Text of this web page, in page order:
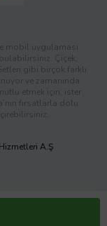
mobil uygulaması
Çiçek,
gibi birçok farklı
ve zamanında
etmek için, ister
fırsatlarla dolu
A.Ş